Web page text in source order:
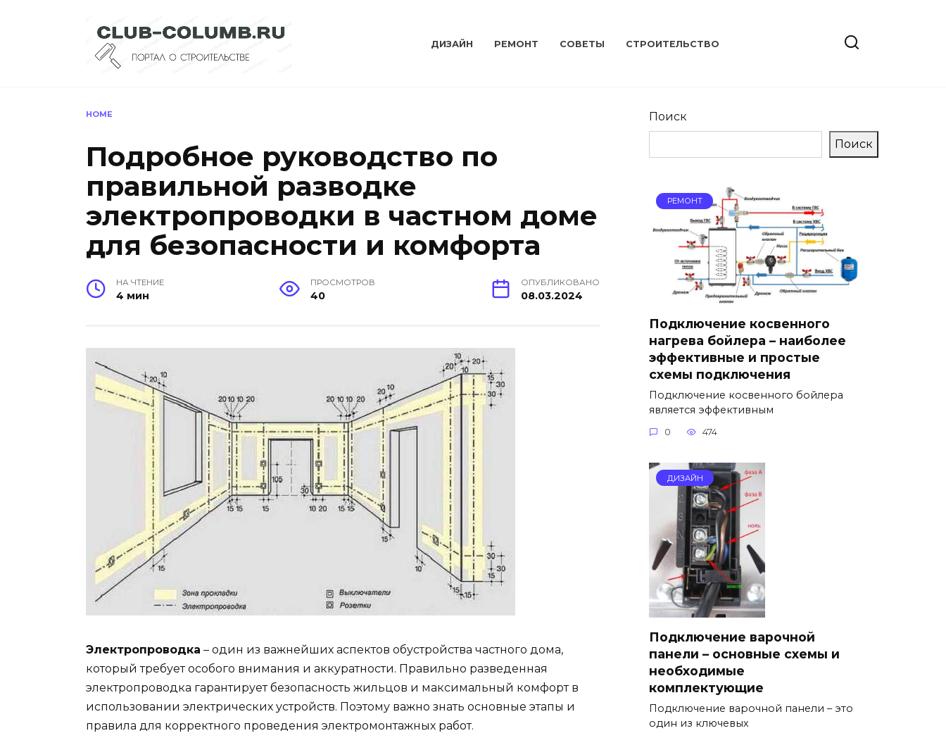
ДИЗАЙН РЕМОНТ СОВЕТЫ СТРОИТЕЛЬСТВО
HOME
Подробное руководство по
правильной разводке
электропроводки в частном доме
для безопасности и комфорта
НА ЧТЕНИЕ
4 мин
ПРОСМОТРОВ
40
ОПУБЛИКОВАНО
08.03.2024
Электропроводка – один из важнейших аспектов обустройства частного дома,
который требует особого внимания и аккуратности. Правильно разведенная
электропроводка гарантирует безопасность жильцов и максимальный комфорт в
использовании электрических устройств. Поэтому важно знать основные этапы и
правила для корректного проведения электромонтажных работ.
Поиск
Поиск
РЕМОНТ
Подключение косвенного
нагрева бойлера – наиболее
эффективные и простые
схемы подключения
Подключение косвенного бойлера
является эффективным
0 474
ДИЗАЙН
Подключение варочной
панели – основные схемы и
необходимые
комплектующие
Подключение варочной панели – это
один из ключевых